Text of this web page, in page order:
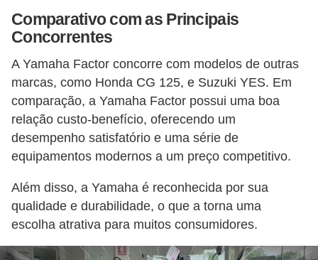
Comparativo com as Principais
Concorrentes
A Yamaha Factor concorre com modelos de outras
marcas, como Honda CG 125, e Suzuki YES. Em
comparação, a Yamaha Factor possui uma boa
relação custo-benefício, oferecendo um
desempenho satisfatório e uma série de
equipamentos modernos a um preço competitivo.
Além disso, a Yamaha é reconhecida por sua
qualidade e durabilidade, o que a torna uma
escolha atrativa para muitos consumidores.